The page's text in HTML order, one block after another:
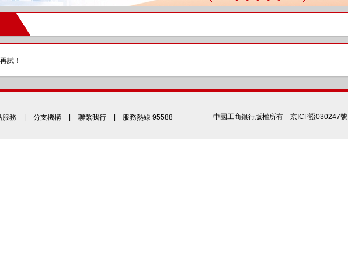
試！
服務 分支機構 聯繫我行 | 服務熱線 95588 中國工商銀行版權所有 京ICP證030247號